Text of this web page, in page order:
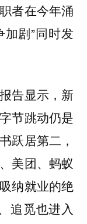
者在今年涌
加剧”同时发
告显示，新
节跳动仍是
跃居第⼆，
美团、蚂蚁
纳就业的绝
追觅也进⼊